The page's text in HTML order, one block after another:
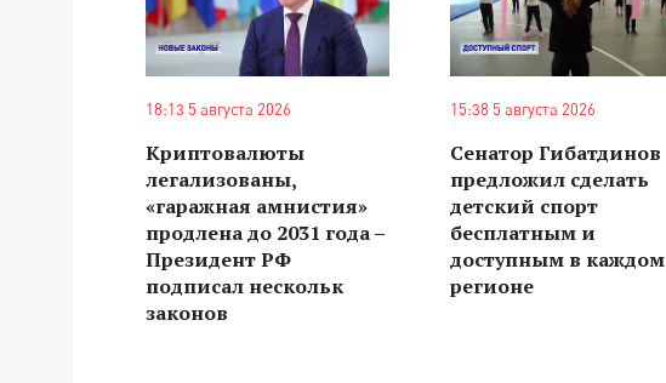
18:13 5 августа 2026
Криптовалюты
легализованы,
«гаражная амнистия»
продлена до 2031 года –
Президент РФ
подписал нескольк
законов
15:38 5 августа 2026
Сенатор Гибатдинов
предложил сделать
детский спорт
бесплатным и
доступным в каждом
регионе